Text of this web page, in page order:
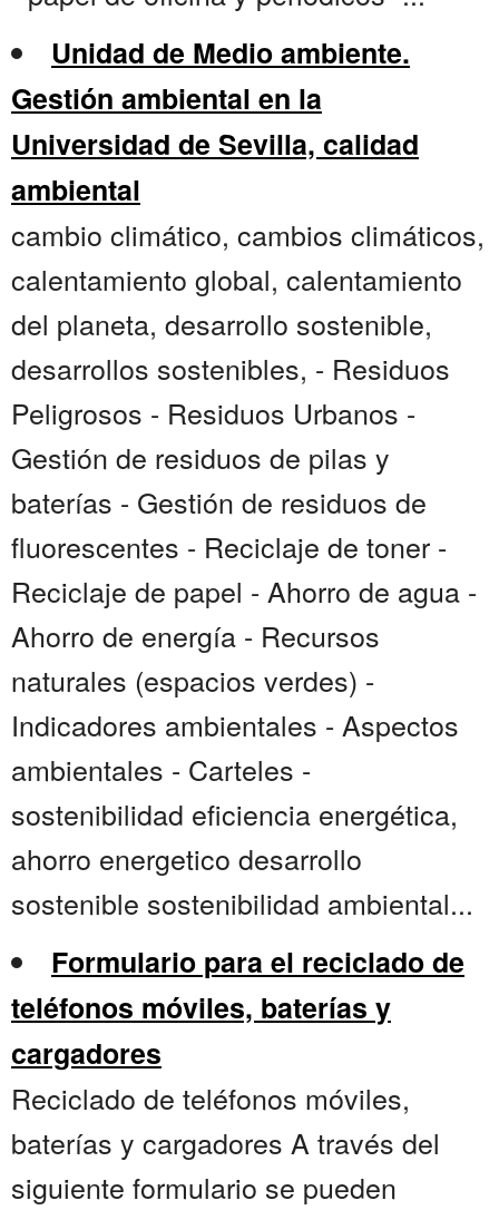
Unidad de Medio ambiente.
Gestión ambiental en la
Universidad de Sevilla, calidad
ambiental
cambio climático, cambios climáticos,
calentamiento global, calentamiento
del planeta, desarrollo sostenible,
desarrollos sostenibles, - Residuos
Peligrosos - Residuos Urbanos -
Gestión de residuos de pilas y
baterías - Gestión de residuos de
fluorescentes - Reciclaje de toner -
Reciclaje de papel - Ahorro de agua -
Ahorro de energía - Recursos
naturales (espacios verdes) -
Indicadores ambientales - Aspectos
ambientales - Carteles -
sostenibilidad eficiencia energética,
ahorro energetico desarrollo
sostenible sostenibilidad ambiental...
Formulario para el reciclado de
teléfonos móviles, baterías y
cargadores
Reciclado de teléfonos móviles,
baterías y cargadores A través del
siguiente formulario se pueden